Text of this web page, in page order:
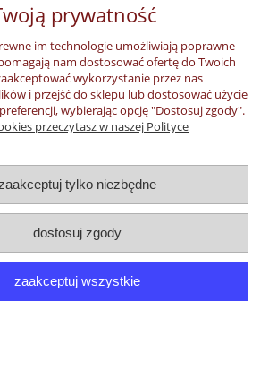
Informacje
O nas
pełną wersję strony
prywatność
im technologie umożliwiają poprawne
nam dostosować ofertę do Twoich
wykorzystanie przez nas
i przejść do sklepu lub dostosować użycie
wybierając opcję "Dostosuj zgody".
przeczytasz w naszej Polityce
tylko niezbędne
dostosuj zgody
zaakceptuj wszystkie